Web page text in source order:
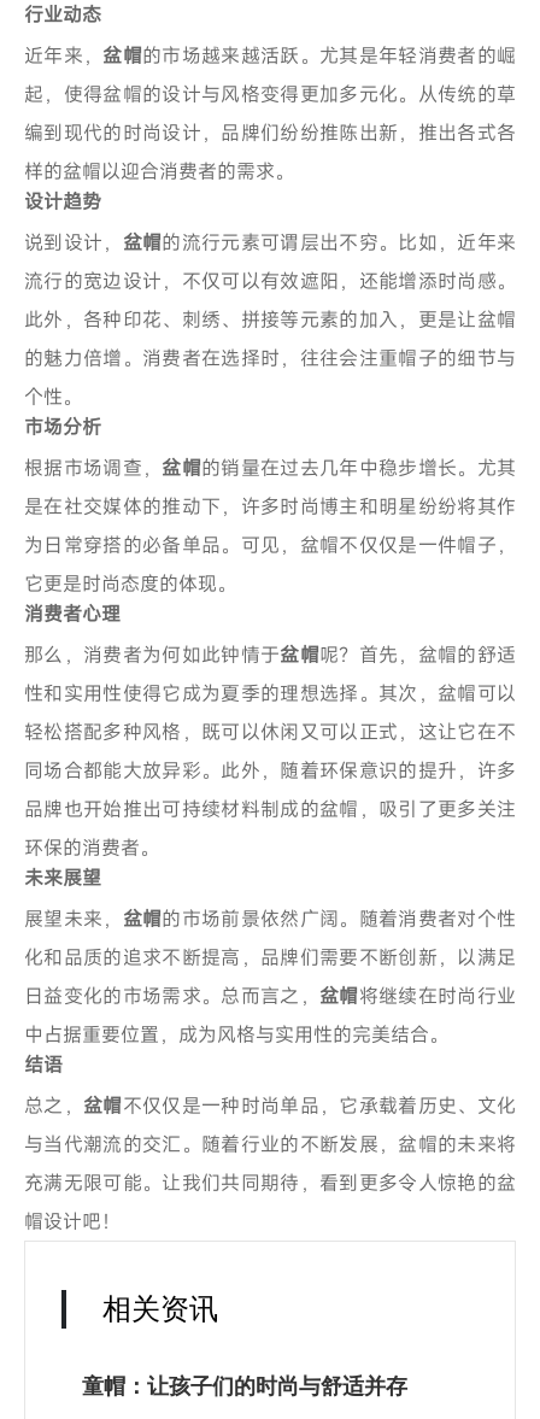
行业动态
近年来， 盆帽的市场越来越活跃。尤其是年轻消费者的崛
起，使得盆帽的设计与风格变得更加多元化。从传统的草
编到现代的时尚设计，品牌们纷纷推陈出新，推出各式各
样的盆帽以迎合消费者的需求。
设计趋势
说到设计， 盆帽的流行元素可谓层出不穷。比如，近年来
流行的宽边设计，不仅可以有效遮阳，还能增添时尚感。
此外，各种印花、刺绣、拼接等元素的加入，更是让盆帽
的魅力倍增。消费者在选择时，往往会注重帽子的细节与
个性。
市场分析
根据市场调查， 盆帽的销量在过去几年中稳步增长。尤其
是在社交媒体的推动下，许多时尚博主和明星纷纷将其作
为日常穿搭的必备单品。可见，盆帽不仅仅是一件帽子，
它更是时尚态度的体现。
消费者心理
那么，消费者为何如此钟情于盆帽呢？首先，盆帽的舒适
性和实用性使得它成为夏季的理想选择。其次，盆帽可以
轻松搭配多种风格，既可以休闲又可以正式，这让它在不
同场合都能大放异彩。此外，随着环保意识的提升，许多
品牌也开始推出可持续材料制成的盆帽，吸引了更多关注
环保的消费者。
未来展望
展望未来， 盆帽的市场前景依然广阔。随着消费者对个性
化和品质的追求不断提高，品牌们需要不断创新，以满足
日益变化的市场需求。总而言之， 盆帽将继续在时尚行业
中占据重要位置，成为风格与实用性的完美结合。
结语
总之， 盆帽不仅仅是一种时尚单品，它承载着历史、文化
与当代潮流的交汇。随着行业的不断发展，盆帽的未来将
充满无限可能。让我们共同期待，看到更多令人惊艳的盆
帽设计吧！
相关资讯
童帽：让孩子们的时尚与舒适并存